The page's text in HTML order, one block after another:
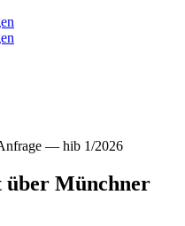
— hib 1/2026
über Münchner